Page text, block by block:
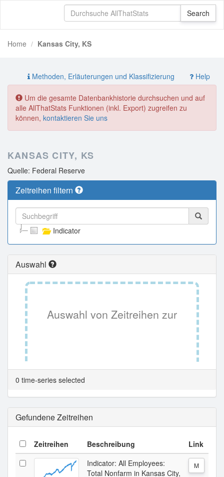
Home Kansas City, KS
Methoden, Erläuterungen und Klassifizierung Help
Um die gesamte Datenbankhistorie durchsuchen und auf
alle AllThatStats Funktionen (inkl. Export) zugreifen zu
können, kontaktieren Sie uns
KANSAS CITY, KS
Quelle: Federal Reserve
Zeitreihen filtern
Indicator
Auswahl
Auswahl von Zeitreihen zur
Tabellenansicht.
0 time-series selected
Gefundene Zeitreihen
Zeitreihen Beschreibung Link
Indicator: All Employees:
Total Nonfarm in Kansas City,
M